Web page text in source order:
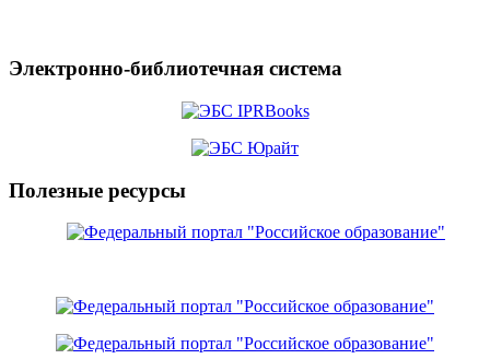
Электронно-библиотечная система
Полезные ресурсы